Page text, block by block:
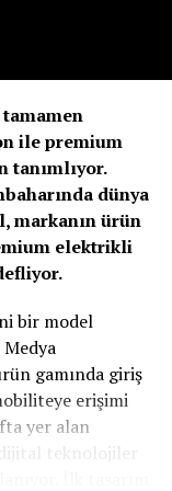
hp, 480 Nm –
ile 620 km
de sunuyor.
sistemlerinin
yalnızca
maliyetlerinin
katkı
bina
değil;
ile premium
dünya
markanın ürün
elektrikli
bir model
gamında giriş
erişimi
yer alan
teknolojiler